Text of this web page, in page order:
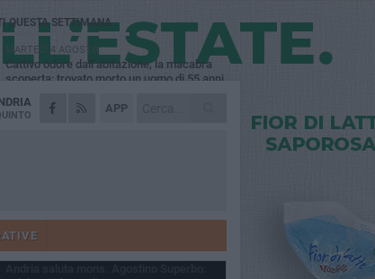
APP
QUESTA SETTIMANA
MARTEDÌ 4 AGOSTO
Cattivo odore dall’abitazione, la macabra
scoperta: trovato morto un uomo di 55 anni
SABATO 1 AGOSTO
"3 vite. 2 impegni. 1 strada": ad Andria
Scompare prematuramente l'avvocato
Beppe Tortora
MARTEDÌ 4 AGOSTO